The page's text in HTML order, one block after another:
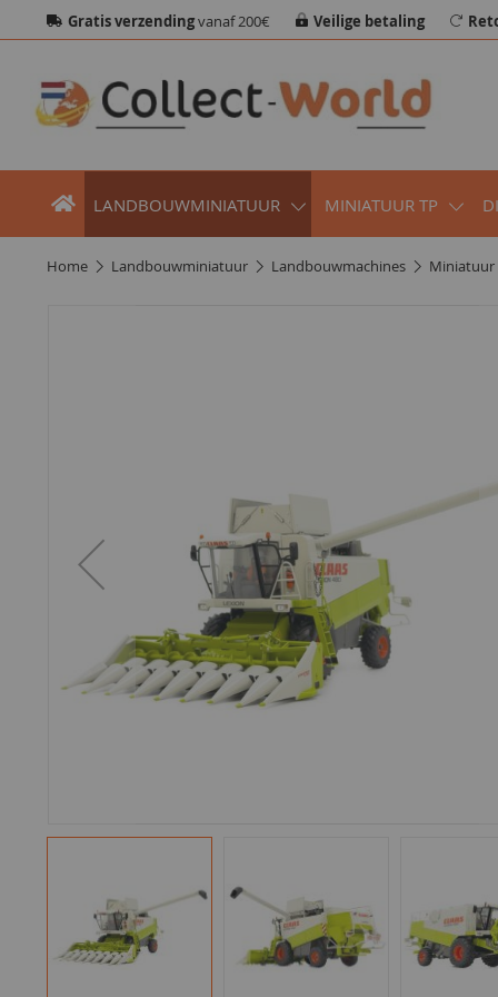
Gratis verzendingvanaf 200€ Veilige betaling
LANDBOUWMINIATUUR MINIATUUR TP
home landbouwminiatuur landbouwmachines